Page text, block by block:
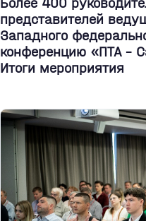
представителей
Западного
конференцию «ПТА –
Итоги мероприятия